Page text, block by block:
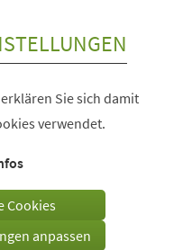
Sie sich damit
verwendet.
Cookies
anpassen